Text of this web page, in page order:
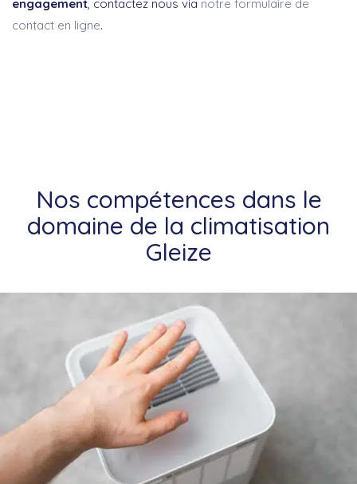
engagement, contactez nous via notre formulaire de
contact en ligne.
Nos compétences dans le
domaine de la climatisation
Gleize